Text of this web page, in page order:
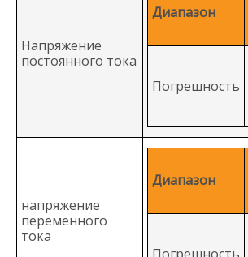
Напряжение
постоянного тока
Диапазон
Погрешность
напряжение
переменного
тока
Диапазон